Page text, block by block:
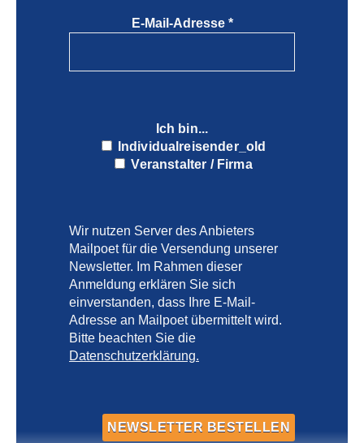
E-Mail-Adresse *
Ich bin...
Individualreisender_old
Veranstalter / Firma
Wir nutzen Server des Anbieters
Mailpoet für die Versendung unserer
Newsletter. Im Rahmen dieser
Anmeldung erklären Sie sich
einverstanden, dass Ihre E-Mail-
Adresse an Mailpoet übermittelt wird.
Bitte beachten Sie die
Datenschutzerklärung.